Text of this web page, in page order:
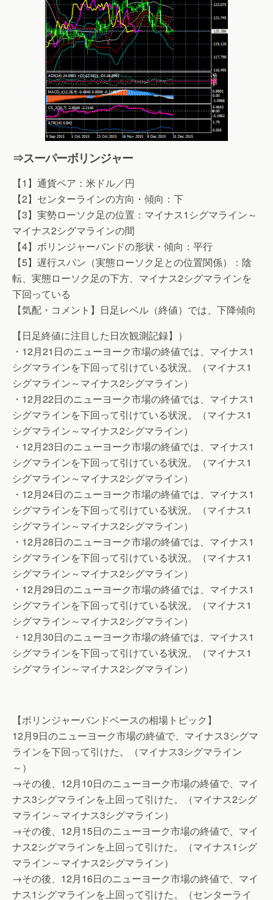
⇒スーパーボリンジャー
【1】通貨ペア：米ドル／円
【2】センターラインの方向・傾向：下
【3】実勢ローソク足の位置：マイナス1シグマライン～
マイナス2シグマラインの間
【4】ボリンジャーバンドの形状・傾向：平行
【5】遅行スパン（実態ローソク足との位置関係）：陰
転、実態ローソク足の下方、マイナス2シグマラインを
下回っている
【気配・コメント】日足レベル（終値）では、下降傾向
【日足終値に注目した日次観測記録】）
・12月21日のニューヨーク市場の終値では、マイナス1
シグマラインを下回って引けている状況。（マイナス1
シグマライン～マイナス2シグマライン）
・12月22日のニューヨーク市場の終値では、マイナス1
シグマラインを下回って引けている状況。（マイナス1
シグマライン～マイナス2シグマライン）
・12月23日のニューヨーク市場の終値では、マイナス1
シグマラインを下回って引けている状況。（マイナス1
シグマライン～マイナス2シグマライン）
・12月24日のニューヨーク市場の終値では、マイナス1
シグマラインを下回って引けている状況。（マイナス1
シグマライン～マイナス2シグマライン）
・12月28日のニューヨーク市場の終値では、マイナス1
シグマラインを下回って引けている状況。（マイナス1
シグマライン～マイナス2シグマライン）
・12月29日のニューヨーク市場の終値では、マイナス1
シグマラインを下回って引けている状況。（マイナス1
シグマライン～マイナス2シグマライン）
・12月30日のニューヨーク市場の終値では、マイナス1
シグマラインを下回って引けている状況。（マイナス1
シグマライン～マイナス2シグマライン）
【ボリンジャーバンドベースの相場トピック】
12月9日のニューヨーク市場の終値で、マイナス3シグマ
ラインを下回って引けた。（マイナス3シグマライン
～）
→その後、12月10日のニューヨーク市場の終値で、マイ
ナス3シグマラインを上回って引けた。（マイナス2シグ
マライン～マイナス3シグマライン）
→その後、12月15日のニューヨーク市場の終値で、マイ
ナス2シグマラインを上回って引けた。（マイナス1シグ
マライン～マイナス2シグマライン）
→その後、12月16日のニューヨーク市場の終値で、マイ
ナス1シグマラインを上回って引けた。（センターライ